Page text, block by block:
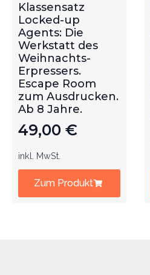
Klassensatz
Locked-up
Agents: Die
Werkstatt des
Weihnachts-
Erpressers.
Escape Room
zum Ausdrucken.
Ab 8 Jahre.
49,00 €
inkl. MwSt.
Zum Produkt